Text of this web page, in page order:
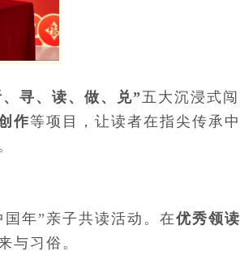
、寻、读、做、兑”五大沉浸式闯
作等项目，让读者在指尖传承中
年”亲子共读活动。在优秀领读
与习俗。